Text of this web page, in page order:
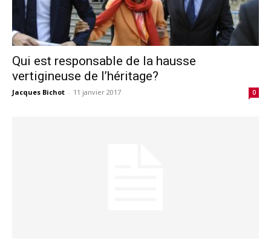
Qui est responsable de la hausse
vertigineuse de l’héritage?
Jacques Bichot - 11 janvier 2017 0